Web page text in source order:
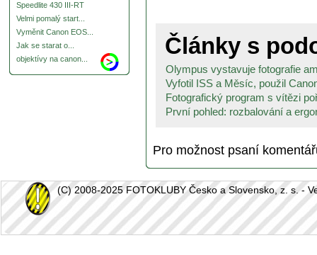
Speedlite 430 III-RT
Velmi pomalý start...
Vyměnit Canon EOS...
Jak se starat o...
objektívy na canon...
Články s
Olympus vystavuje fotografie
Vyfotil ISS a Měsíc, použil
Fotografický program s vítězi
První pohled: rozbalování a
Pro možnost psaní
(C) 2008-2025 FOTOKLUBY Česko a Slovensko, z. s. -